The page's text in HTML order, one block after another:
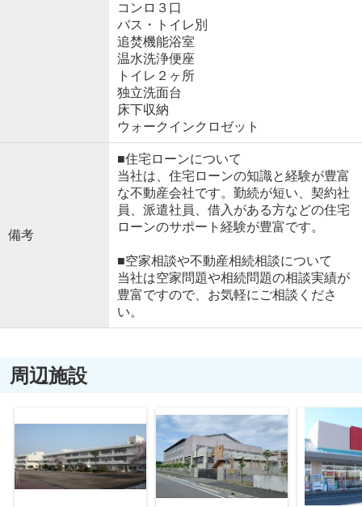
コンロ３口
バス・トイレ別
追焚機能浴室
温水洗浄便座
トイレ２ヶ所
独立洗面台
床下収納
ウォークインクロゼット
備考
■住宅ローンについて
当社は、住宅ローンの知識と経験が豊富
な不動産会社です。勤続が短い、契約社
員、派遣社員、借入がある方などの住宅
ローンのサポート経験が豊富です。
■空家相談や不動産相続相談について
当社は空家問題や相続問題の相談実績が
豊富ですので、お気軽にご相談くださ
い。
周辺施設